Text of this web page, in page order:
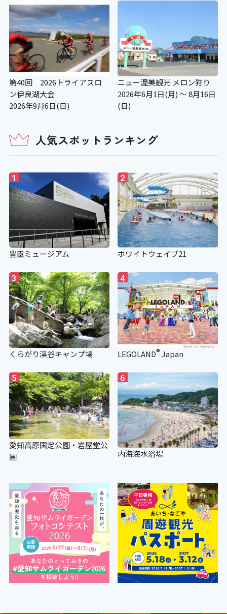
第40回 2026トライアスロ
ン伊良湖大会
2026年9月6日(日)
ニュー渥美観光 メロン狩り
2026年6月1日(月) ～ 8月16日
(日)
人気スポットランキング
1
豊臣ミュージアム
2
ホワイトウェイブ21
3
くらがり渓谷キャンプ場
4
LEGOLAND®Japan
5
愛知高原国定公園・岩屋堂公
園
6
内海海水浴場